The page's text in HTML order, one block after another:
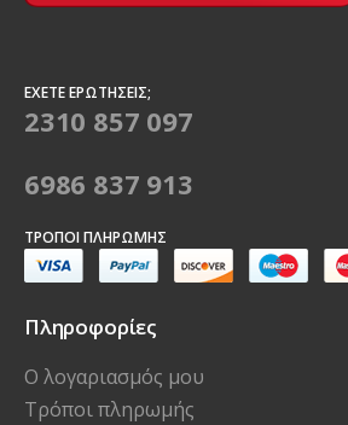
ΈΧΕΤΕ ΕΡΩΤΉΣΕΙΣ;
2310 857 097
6986 837 913
ΤΡΌΠΟΙ ΠΛΗΡΩΜΉΣ
Πληροφορίες
Ο λογαριασμός μου
Τρόποι πληρωμής